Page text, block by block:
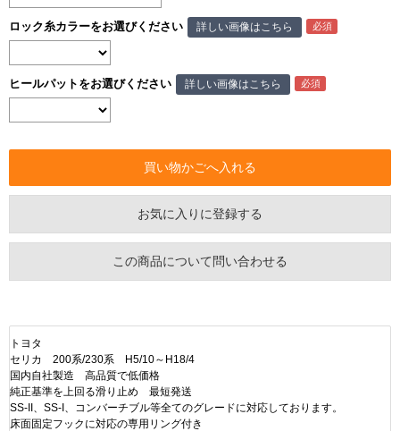
ロック糸カラーをお選びください 詳しい画像はこちら
ヒールパットをお選びください 詳しい画像はこちら
お気に入りに登録する
この商品について問い合わせる
トヨタ
セリカ 200系/230系 H5/10～H18/4
国内自社製造 高品質で低価格
純正基準を上回る滑り止め 最短発送
SS-II、SS-I、コンバーチブル等全てのグレードに対応しております。
床面固定フックに対応の専用リング付き